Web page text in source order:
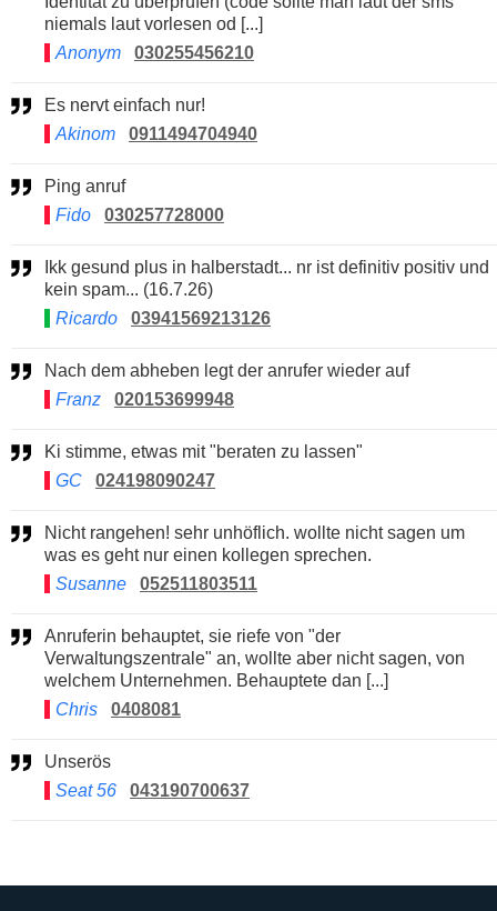
niemals laut vorlesen od [...]
Anonym
030255456210
Es nervt einfach nur!
Akinom
0911494704940
Ping anruf
Fido
030257728000
kein spam... (16.7.26)
Ricardo
03941569213126
Nach dem abheben legt der anrufer wieder auf
Franz
020153699948
Ki stimme, etwas mit "beraten zu lassen"
GC
024198090247
Nicht rangehen! sehr unhöflich. wollte nicht sagen um
was es geht nur einen kollegen sprechen.
Susanne
052511803511
Anruferin behauptet, sie riefe von "der
Verwaltungszentrale" an, wollte aber nicht sagen, von
welchem Unternehmen. Behauptete dan [...]
Chris
0408081
Unserös
Seat 56
043190700637